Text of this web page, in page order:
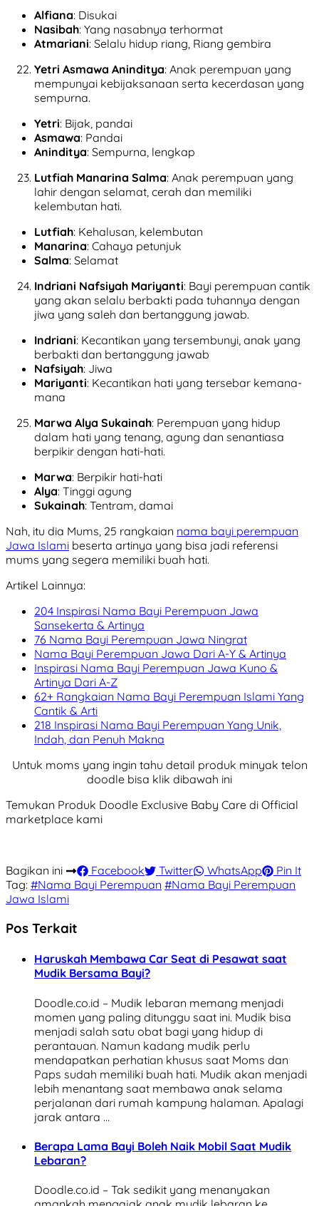
Alfiana: Disukai
Nasibah: Yang nasabnya terhormat
Atmariani: Selalu hidup riang, Riang gembira
Yetri Asmawa Aninditya: Anak perempuan yang
mempunyai kebijaksanaan serta kecerdasan yang
sempurna.
Yetri: Bijak, pandai
Asmawa: Pandai
Aninditya: Sempurna, lengkap
Lutfiah Manarina Salma: Anak perempuan yang
lahir dengan selamat, cerah dan memiliki
kelembutan hati.
Lutfiah: Kehalusan, kelembutan
Manarina: Cahaya petunjuk
Salma: Selamat
Indriani Nafsiyah Mariyanti: Bayi perempuan cantik
yang akan selalu berbakti pada tuhannya dengan
jiwa yang saleh dan bertanggung jawab.
Indriani: Kecantikan yang tersembunyi, anak yang
berbakti dan bertanggung jawab
Nafsiyah: Jiwa
Mariyanti: Kecantikan hati yang tersebar kemana-
mana
Marwa Alya Sukainah: Perempuan yang hidup
dalam hati yang tenang, agung dan senantiasa
berpikir dengan hati-hati.
Marwa: Berpikir hati-hati
Alya: Tinggi agung
Sukainah: Tentram, damai
Nah, itu dia Mums, 25 rangkaian nama bayi perempuan
Jawa Islami beserta artinya yang bisa jadi referensi
mums yang segera memiliki buah hati.
Artikel Lainnya:
204 Inspirasi Nama Bayi Perempuan Jawa
Sansekerta & Artinya
76 Nama Bayi Perempuan Jawa Ningrat
Nama Bayi Perempuan Jawa Dari A-Y & Artinya
Inspirasi Nama Bayi Perempuan Jawa Kuno &
Artinya Dari A-Z
62+ Rangkaian Nama Bayi Perempuan Islami Yang
Cantik & Arti
218 Inspirasi Nama Bayi Perempuan Yang Unik,
Indah, dan Penuh Makna
Untuk moms yang ingin tahu detail produk minyak telon
doodle bisa klik dibawah ini
Temukan Produk Doodle Exclusive Baby Care di Official
marketplace kami
Bagikan ini Facebook Twitter WhatsApp
Pin It
Tag: #Nama Bayi Perempuan #Nama Bayi Perempuan
Jawa Islami
Pos Terkait
Haruskah Membawa Car Seat di Pesawat saat
Mudik Bersama Bayi?
Doodle.co.id – Mudik lebaran memang menjadi
momen yang paling ditunggu saat ini. Mudik bisa
menjadi salah satu obat bagi yang hidup di
perantauan. Namun kadang mudik perlu
mendapatkan perhatian khusus saat Moms dan
Paps sudah memiliki buah hati. Mudik akan menjadi
lebih menantang saat membawa anak selama
perjalanan dari rumah kampung halaman. Apalagi
jarak antara …
Berapa Lama Bayi Boleh Naik Mobil Saat Mudik
Lebaran?
Doodle.co.id – Tak sedikit yang menanyakan